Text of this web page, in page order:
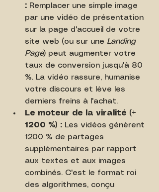
: Remplacer une simple image
par une vidéo de présentation
sur la page d'accueil de votre
site web (ou sur une Landing
Page) peut augmenter votre
taux de conversion jusqu'à 80
%. La vidéo rassure, humanise
votre discours et lève les
derniers freins à l'achat.
Le moteur de la viralité (+
1200 %) : Les vidéos génèrent
1200 % de partages
supplémentaires par rapport
aux textes et aux images
combinés. C'est le format roi
des algorithmes, conçu